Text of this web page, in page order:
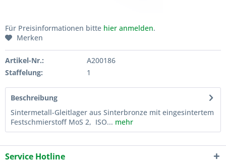
Für Preisinformationen bitte hier anmelden.
Merken
Artikel-Nr.:
A200186
Staffelung:
1
Beschreibung
Sintermetall-Gleitlager aus Sinterbronze mit eingesintertem
Festschmierstoff MoS 2, ISO... mehr
Service Hotline